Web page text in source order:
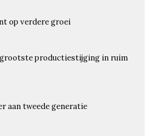
op verdere groei
productiestijging in ruim
aan tweede generatie